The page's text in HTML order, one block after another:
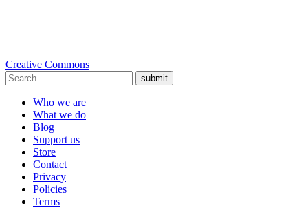
Creative Commons
submit
Who we are
What we do
Blog
Support us
Store
Contact
Privacy
Policies
Terms